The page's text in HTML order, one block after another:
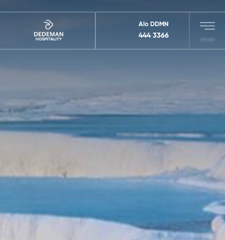
Alo DDMN
444 3366
MENU